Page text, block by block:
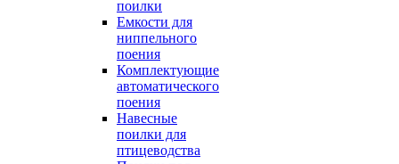
поилки
Емкости для
ниппельного
поения
Комплектующие
автоматического
поения
Навесные
поилки для
птицеводства